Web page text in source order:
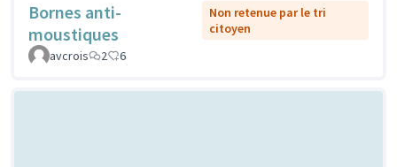
Bornes anti-
moustiques
Non retenue par le tri
citoyen
avcrois
2 6